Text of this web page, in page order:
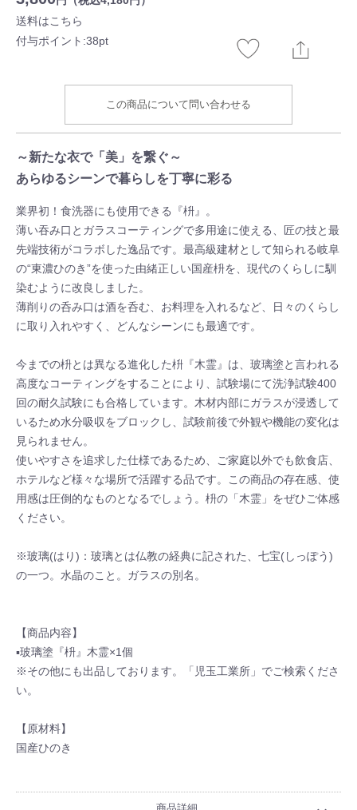
送料はこちら
付与ポイント:38pt
この商品について問い合わせる
～新たな衣で「美」を繋ぐ～
あらゆるシーンで暮らしを丁寧に彩る
業界初！食洗器にも使用できる『枡』。
薄い吞み口とガラスコーティングで多用途に使える、匠の技と最
先端技術がコラボした逸品です。最高級建材として知られる岐阜
の“東濃ひのき”を使った由緒正しい国産枡を、現代のくらしに馴
染むように改良しました。
薄削りの呑み口は酒を呑む、お料理を入れるなど、日々のくらし
に取り入れやすく、どんなシーンにも最適です。
今までの枡とは異なる進化した枡『木霊』は、玻璃塗と言われる
高度なコーティングをすることにより、試験場にて洗浄試験400
回の耐久試験にも合格しています。木材内部にガラスが浸透して
いるため水分吸収をブロックし、試験前後で外観や機能の変化は
見られません。
使いやすさを追求した仕様であるため、ご家庭以外でも飲食店、
ホテルなど様々な場所で活躍する品です。この商品の存在感、使
用感は圧倒的なものとなるでしょう。枡の「木霊」をぜひご体感
ください。
※玻璃(はり)：玻璃とは仏教の経典に記された、七宝(しっぽう)
の一つ。水晶のこと。ガラスの別名。
【商品内容】
▪玻璃塗『枡』木霊×1個
※その他にも出品しております。「児玉工業所」でご検索くださ
い。
【原材料】
国産ひのき